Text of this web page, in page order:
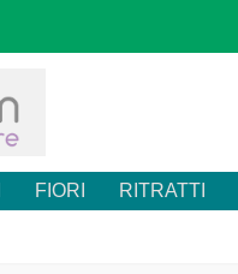
FIORI RITRATTI